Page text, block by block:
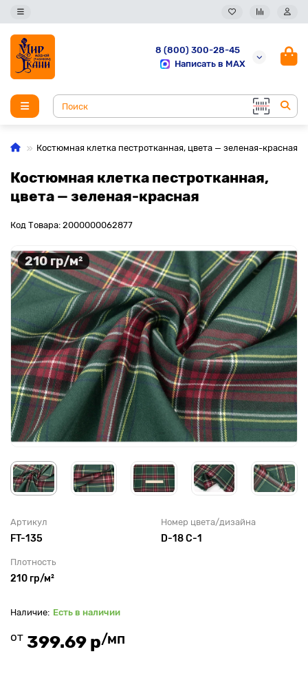
8 (800) 300-28-45
Написать в MAX
Костюмная клетка пестротканная, цвета — зеленая-красная
Костюмная клетка пестротканная,
цвета — зеленая-красная
Код Товара: 2000000062877
210 гр/м²
Артикул
FT-135
Номер цвета/дизайна
D-18 C-1
Плотность
210 гр/м²
Есть в наличии
от 399.69 р/мп